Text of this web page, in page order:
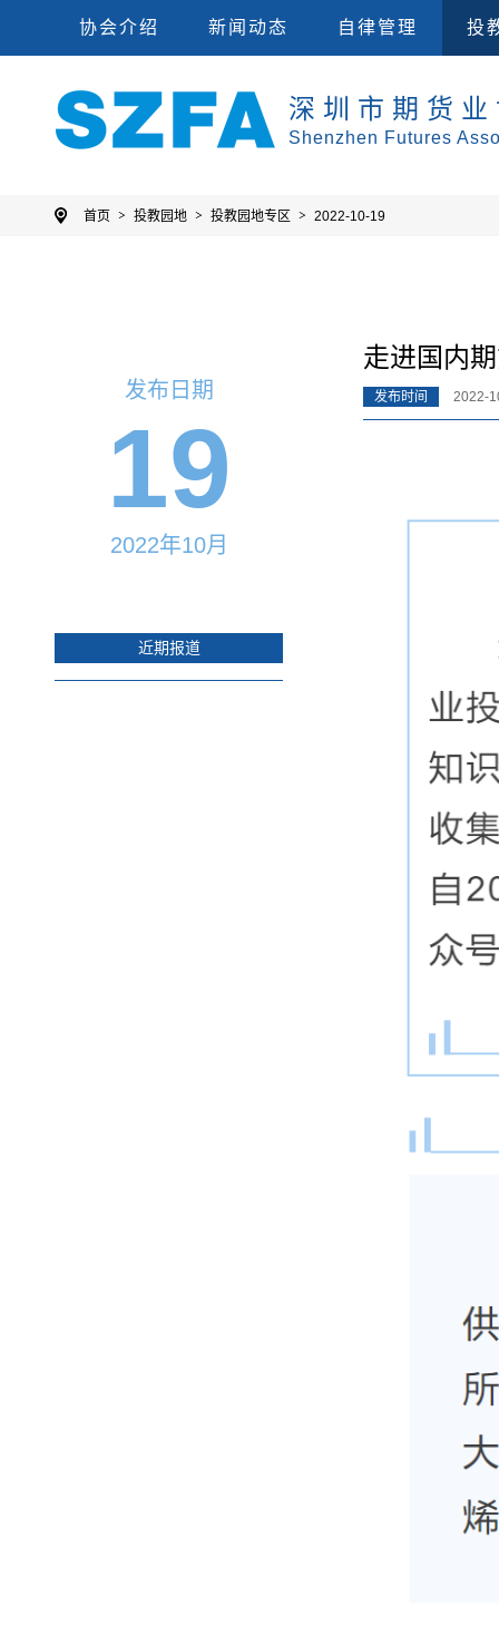
协会介绍
新闻动态
自律管理
投
深圳市期货
Shenzhen Futures
首页 投教园地 投教园地专区 2022-10-19
发布日期
2022年10月
19
近期报道
走进国内
发布时间 2022-